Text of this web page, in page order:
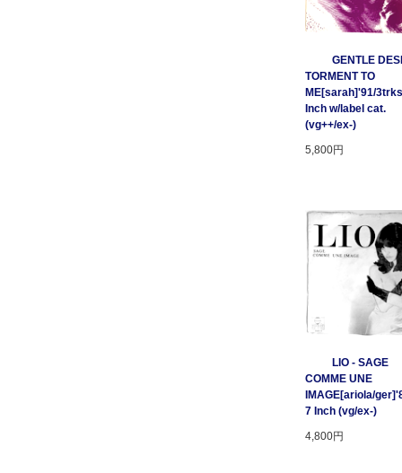
GENTLE
TORMENT TO
ME[sarah]'91/
Inch w/label cat.
(vg++/ex-)
5,800円
LIO - SAGE
COMME UNE
IMAGE[ariola/
7 Inch (vg/ex-)
4,800円